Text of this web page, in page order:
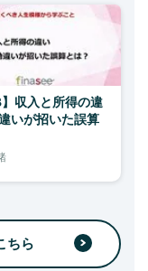
】収入と所得の違
いが招いた誤算
ちら